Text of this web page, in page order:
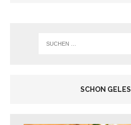
SCHON